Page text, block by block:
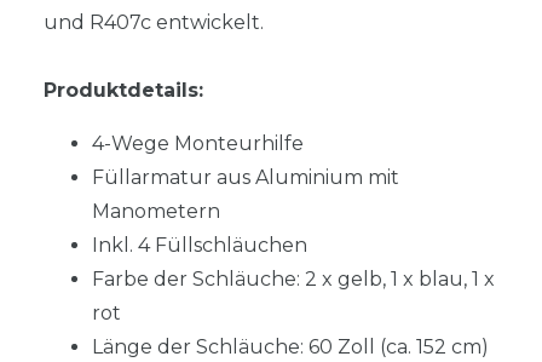
und R407c entwickelt.
Produktdetails:
4-Wege Monteurhilfe
Füllarmatur aus Aluminium mit
Manometern
Inkl. 4 Füllschläuchen
Farbe der Schläuche: 2 x gelb, 1 x blau, 1 x
rot
Länge der Schläuche: 60 Zoll (ca. 152 cm)